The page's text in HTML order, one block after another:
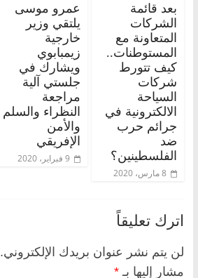
بعد قائمة
الشركات
المتعاونة مع
المستوطنات..
كيف تتورط
شركات
السياحة
الالكترونية في
جرائم حرب
ضد
الفلسطينين؟
8 مارس، 2020
عمرو موسى
يلتقي وزير
خارجية
زيمبابوي
ويشارك في
جلستي آلية
مراجعة
النظراء والسلم
والأمن
الإفريقي
9 فبراير، 2020
اترك تعليقاً
لن يتم نشر عنوان بريدك الإلكتروني.
مشار إليها بـ *